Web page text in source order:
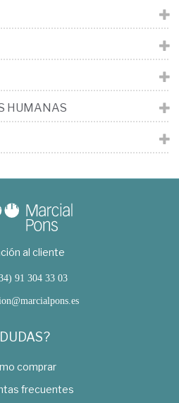
HUMANAS
al cliente
91 304 33 03
comprar
frecuentes